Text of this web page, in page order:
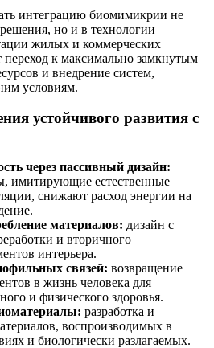
интеграцию биомимикрии не
но и в технологии
жилых и коммерческих
к максимально замкнутым
и внедрение систем,
условиям.
устойчивого развития с
через пассивный дизайн:
имитирующие естественные
снижают расход энергии на
материалов: дизайн с
и вторичного
интерьера.
связей: возвращение
в жизнь человека для
и физического здоровья.
разработка и
воспроизводимых в
и биологически разлагаемых.